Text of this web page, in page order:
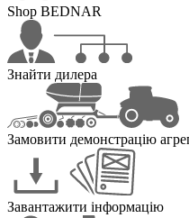
Shop BEDNAR
Знайти дилера
Замовити демонстрацію
Завантажити інформацію